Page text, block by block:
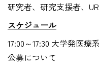
研究者、研究支援者、
スケジュール
17:00～17:30 大学発医
公募について